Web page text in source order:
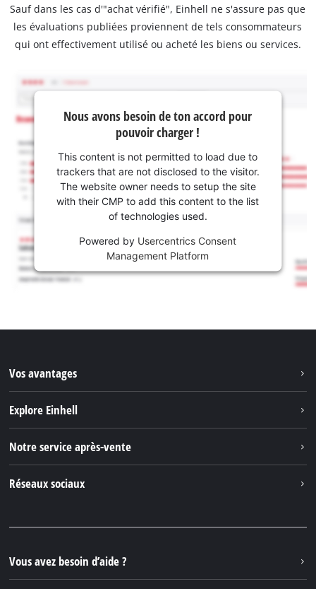
Sauf dans les cas d'"achat vérifié", Einhell ne s'assure pas que
les évaluations publiées proviennent de tels consommateurs
qui ont effectivement utilisé ou acheté les biens ou services.
Nous avons besoin de ton accord pour
pouvoir charger !
This content is not permitted to load due to
trackers that are not disclosed to the visitor.
The website owner needs to setup the site
with their CMP to add this content to the list
of technologies used.
Powered by Usercentrics Consent
Management Platform
Vos avantages
Explore Einhell
Einhell Germany AG
Notre service après-vente
Réseaux sociaux
Instagram
TikTok
Vous avez besoin d’aide ?